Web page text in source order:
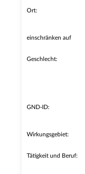
Ort:
einschränken auf
Geschlecht:
GND-ID:
Wirkungsgebiet:
Tätigkeit und Beruf: